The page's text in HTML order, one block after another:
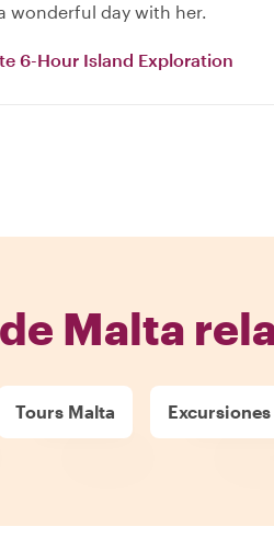
wonderful day with her.
6-Hour Island Exploration
Malta
Tours Malta